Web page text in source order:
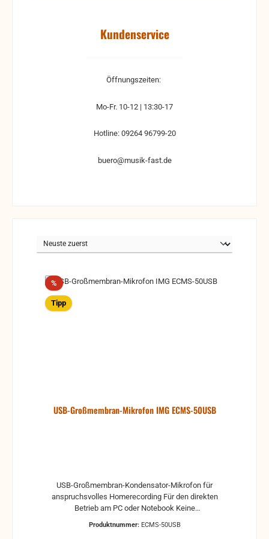
Kundenservice
Öffnungszeiten:
Mo-Fr. 10-12 | 13:30-17
Hotline: 09264 96799-20
buero@musik-fast.de
%Rabatt
Tipp
USB-Großmembran-Mikrofon IMG ECMS-50USB
USB-Großmembran-Kondensator-Mikrofon für
anspruchsvolles Homerecording Für den direkten
Betrieb am PC oder Notebook Keine
Produktnummer: ECMS-50USB